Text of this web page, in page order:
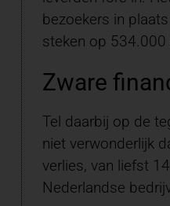
bezoekers in
steken op 534.000
Zware
Tel daarbij op de
niet verwonderlijk
verlies, van liefst
Nederlandse